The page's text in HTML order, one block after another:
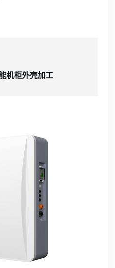
机柜外壳加工